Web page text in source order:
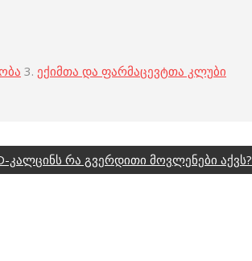
3. ექიმთა და ფარმაცევტთა კლუბი
კალცინს რა გვერდითი მოვლენები აქვს?